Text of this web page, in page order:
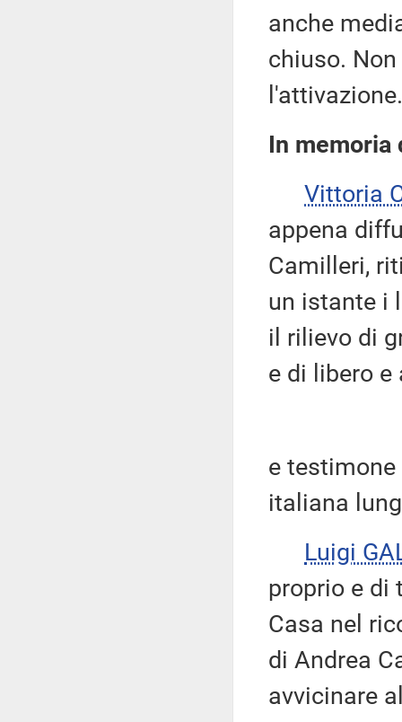
anche
chiuso.
l'attivazione.
In memoria
Vittoria
appena
Camilleri,
un istante i
il rilievo di
e di libero e
e
italiana
Luigi
proprio e di
Casa nel
di Andrea
avvicinare